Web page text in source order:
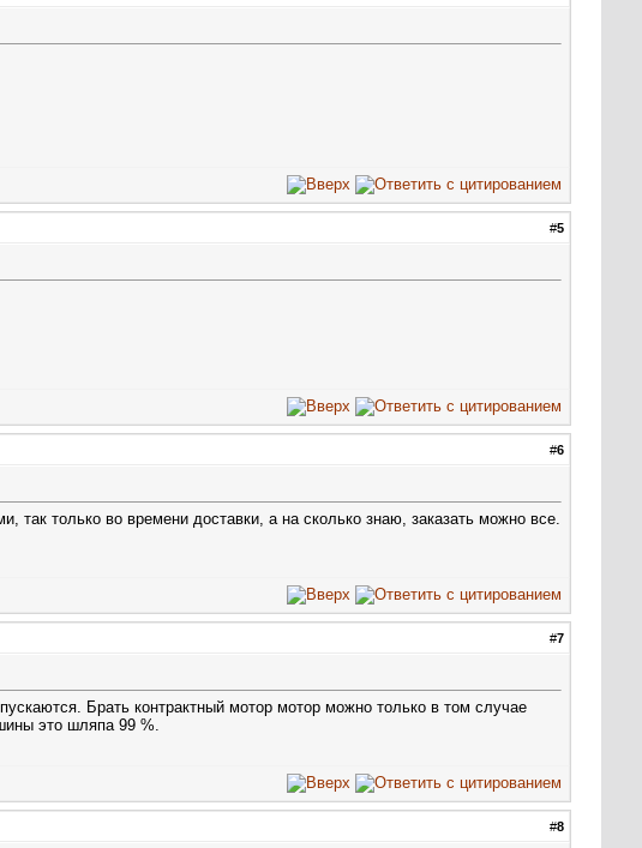
#5
#6
так только во времени доставки, а на сколько знаю, заказать можно все.
#7
Брать контрактный мотор мотор можно только в том случае
это шляпа 99 %.
#8